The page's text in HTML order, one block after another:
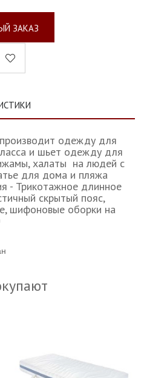
ЗАКАЗ
одежду для
и шьет одежду для
халаты на людей с
для дома и пляжа
- Трикотажное длинное
скрытый пояс,
шифоновые оборки на